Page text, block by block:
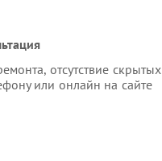
отсутствие скрытых
или онлайн на сайте